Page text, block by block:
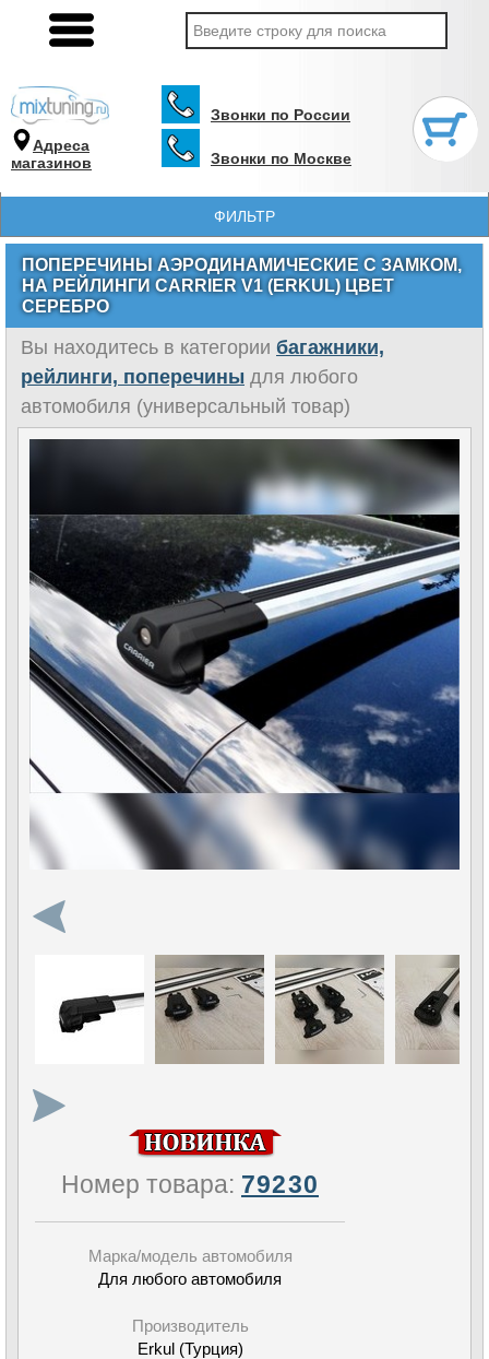
Адреса
магазинов
Звонки по России
Звонки по Москве
ФИЛЬТР
ПОПЕРЕЧИНЫ АЭРОДИНАМИЧЕСКИЕ С ЗАМКОМ,
НА РЕЙЛИНГИ CARRIER V1 (ERKUL) ЦВЕТ
СЕРЕБРО
Вы находитесь в категории багажники,
рейлинги, поперечины для любого
автомобиля (универсальный товар)
Номер товара: 79230
Марка/модель автомобиля
Для любого автомобиля
Производитель
Erkul (Турция)